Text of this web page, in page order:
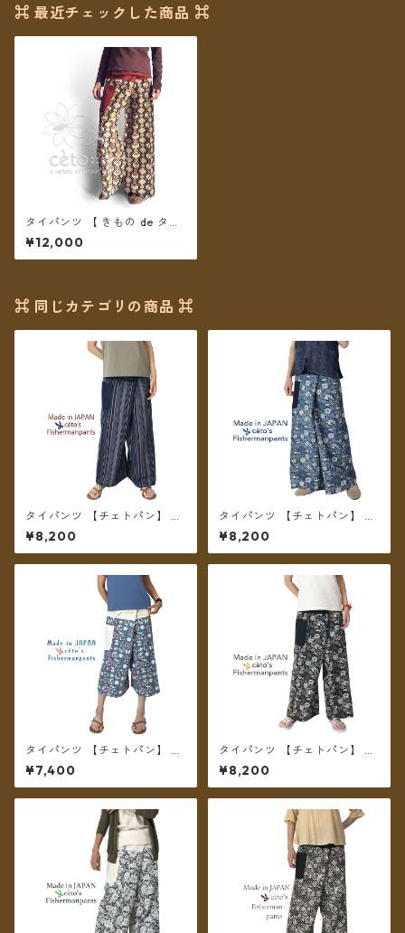
⌘ 最近チェックした商品 ⌘
タイパンツ 【 きもの de タイ
パンツ 】no-1 ＊送料無料＊
¥12,000
⌘ 同じカテゴリの商品 ⌘
タイパンツ 【チェトパン】 Fi
shermanpants-051 ＊メール
便送料無料＊
¥8,200
タイパンツ 【チェトパン】 Fi
shermanpants-054 ＊メー
ル便送料無料＊
¥8,200
タイパンツ 【チェトパン】 Fi
shermanpants-050 ＊メー
ル便送料無料＊
¥7,400
タイパンツ 【チェトパン】 Fi
shermanpants-053 ＊メール
便送料無料＊
¥8,200